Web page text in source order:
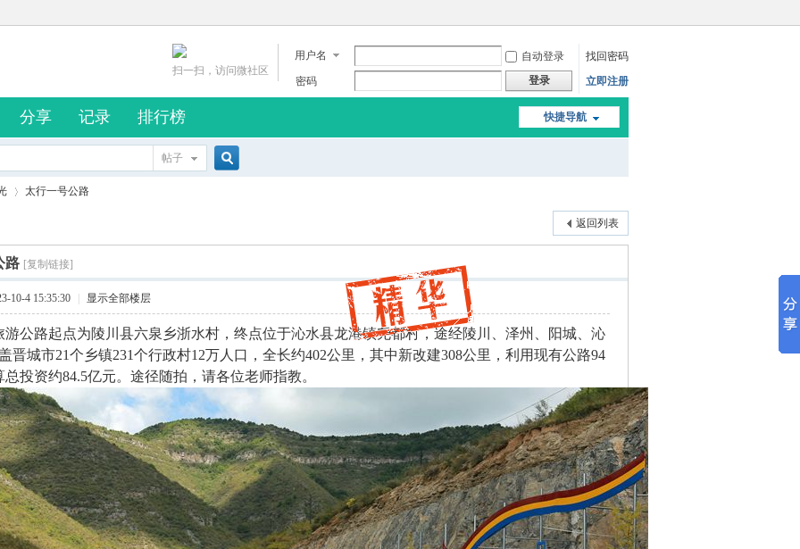
用户名 自动登录
找回密码
密码
登录 立即注册
扫一扫，访问微社区
快捷导航
分享 记录 排行榜
帖子
›
太行一号公路
返回列表
路 [复制链接]
10-4 15:35:30 显示全部楼层
游公路起点为陵川县六泉乡浙水村，终点位于沁水县龙港镇尧都村，途经陵川、泽州、阳城、沁
晋城市21个乡镇231个行政村12万人口，全长约402公里，其中新改建308公里，利用现有公路94
投资约84.5亿元。途径随拍，请各位老师指教。